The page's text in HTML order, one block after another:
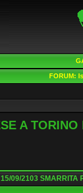
FORUM:
A
15/09/2103 SMARRITA